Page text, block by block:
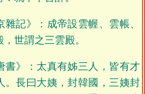
雜記》：成帝設雲幄、雲帳、
世謂之三雲殿。
書》：太真有姊三人，皆有才
。長曰大姨，封韓國，三姨封